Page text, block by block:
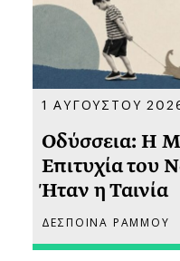
1 ΑΥΓΟΥΣΤΟΥ
Οδύσσεια: Η
Επιτυχία του
Ήταν η Ταινία
ΔΕΣΠΟΙΝΑ ΡΑΜΜΟΥ